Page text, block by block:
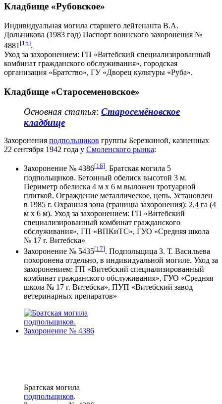
Кладбище «Рубовское»
Индивидуальная могила старшего лейтенанта В.А.
Дольникова (1983 год) Паспорт воинского захоронения №
4881 [15].
Уход за захоронением: ГП «Витебский специализированный
комбинат гражданского обслуживания», городская
организация «Братство», ГУ «Дворец культуры «Руба».
Кладбище «Старосеменовское»
Основная статья: Старосемёновское
кладбище
Захоронения подпольщиков группы Березкиной, казненных
22 сентября 1942 года у Смоленского рынка:
Захоронение № 4386[16]. Братская могила 5
подпольщиков. Бетонный обелиск высотой 3 м.
Периметр обелиска 4 м х 6 м выложен тротуарной
плиткой. Ограждение металлическое, цепь. Установлен
в 1985 г. Охранная зона (границы захоронения): 2,4 га (4
м х 6 м). Уход за захоронением: ГП «Витебский
специализированный комбинат гражданского
обслуживания», ГП «ВПКиТС», ГУО «Средняя школа
№ 17 г. Витебска»
Захоронение № 5435[17]. Подпольщица З. Т. Васильева
похоронена отдельно, в индивидуальной могиле. Уход за
захоронением: ГП «Витебский специализированный
комбинат гражданского обслуживания», ГУО «Средняя
школа № 17 г. Витебска», ПУП «Витебский завод
ветеринарных препаратов»
Братская могила
подпольщиков.